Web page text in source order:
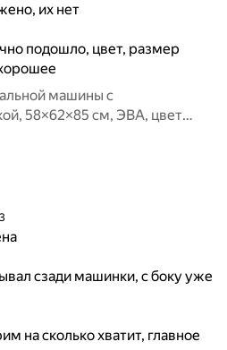
их нет
подошло, цвет, размер
машины с
58×62×85 см, ЭВА, цвет
сзади машинки, с боку уже
на сколько хватит, главное